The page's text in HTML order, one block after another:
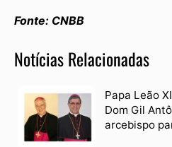
Fonte: CNBB
Notícias Relacionadas
Papa Leão
Dom Gil
arcebispo